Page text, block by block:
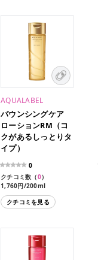
AQUALABEL
バウンシングケア
ローションRM（コ
クがあるしっとりタ
イプ）
0
クチコミ数（0）
1,760円/200ml
1,540円/180ml（レフィ
ル）クチコミを見る